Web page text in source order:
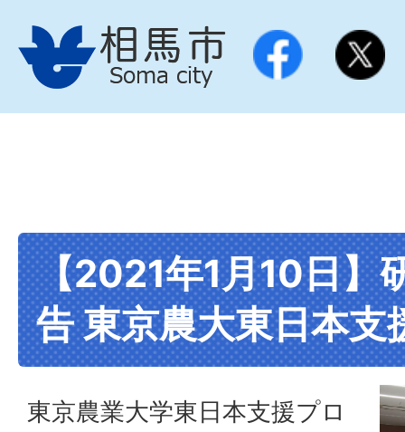
【2021年1月10日】
告 東京農大東日本
東京農業大学東日本支援プロ